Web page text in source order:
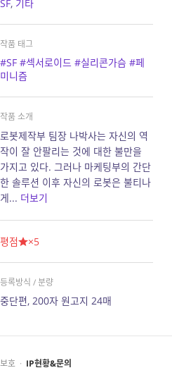
SF, 기타
작품 태그
#SF #섹서로이드 #실리콘가슴 #페
미니즘
작품 소개
로봇제작부 팀장 나박사는 자신의 역
작이 잘 안팔리는 것에 대한 불만을
가지고 있다. 그러나 마케팅부의 간단
한 솔루션 이후 자신의 로봇은 불티나
게... 더보기
평점 ×5
등록방식 / 분량
중단편, 200자 원고지 24매
호 · IP현황&문의